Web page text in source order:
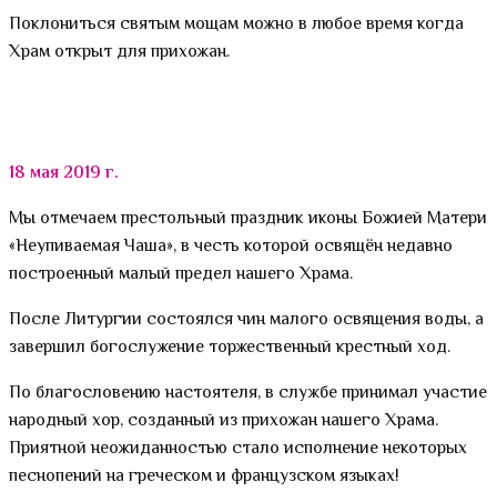
Поклониться святым мощам можно в любое время когда
Храм открыт для прихожан.
18 мая 2019 г.
Мы отмечаем престольный праздник иконы Божией Матери
«Неупиваемая Чаша», в честь которой освящён недавно
построенный малый предел нашего Храма.
После Литургии состоялся чин малого освящения воды, а
завершил богослужение торжественный крестный ход.
По благословению настоятеля, в службе принимал участие
народный хор, созданный из прихожан нашего Храма.
Приятной неожиданностью стало исполнение некоторых
песнопений на греческом и французском языках!